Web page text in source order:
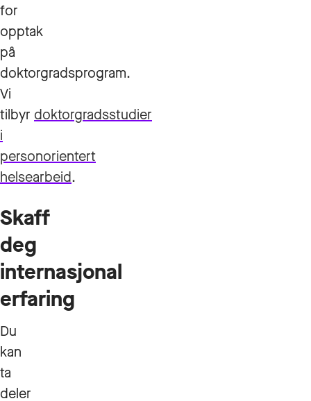
for
opptak
på
doktorgradsprogram.
Vi
tilbyr doktorgradsstudier
i
personorientert
helsearbeid.
Skaff
deg
internasjonal
erfaring
Du
kan
ta
deler